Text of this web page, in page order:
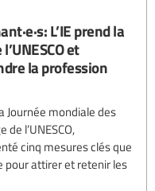
L’IE prend la
et
la profession
Journée mondiale des
de l’UNESCO,
cinq mesures clés que
pour attirer et retenir les